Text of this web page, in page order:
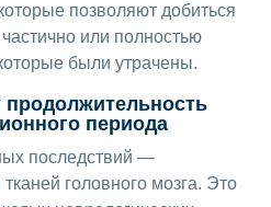
позволяют добиться
или полностью
были утрачены.
продолжительность
периода
последствий —
головного мозга. Это